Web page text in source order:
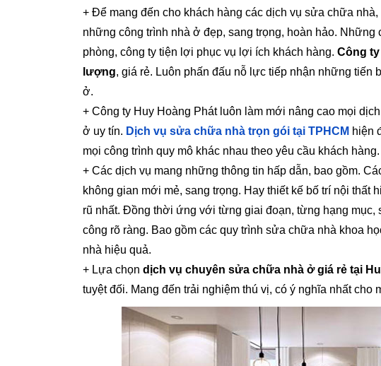
+ Để mang đến cho khách hàng các dịch vụ sửa chữa nhà,
những công trình nhà ở đẹp, sang trọng, hoàn hảo.
phòng, công ty tiện lợi phục vụ lợi ích khách hàng. Công
lượng, giá rẻ. Luôn phấn đấu nỗ lực tiếp nhận những
ở.
+ Công ty Huy Hoàng Phát luôn làm mới nâng cao mọi
ở uy tín. Dịch vụ sửa chữa nhà trọn gói tại TPHCM hiện
mọi công trình quy mô khác nhau theo yêu cầu khách hàng.
+ Các dịch vụ mang những thông tin hấp dẫn, bao gồm.
không gian mới mẻ, sang trọng. Hay thiết kế bố trí nội
rũ nhất. Đồng thời ứng với từng giai đoạn, từng hạng
công rõ ràng. Bao gồm các quy trình sửa chữa nhà khoa
nhà hiệu quả.
+ Lựa chọn dịch vụ chuyên sửa chữa nhà ở giá rẻ tại
tuyệt đối. Mang đến trải nghiệm thú vị, có ý nghĩa nhất cho